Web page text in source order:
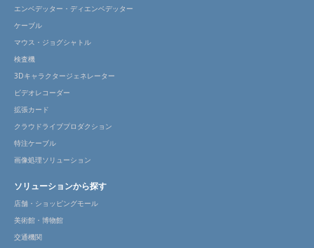
エンベデッター・ディエンベデッター
ケーブル
マウス・ジョグシャトル
検査機
3Dキャラクタージェネレーター
ビデオレコーダー
拡張カード
クラウドライブプロダクション
特注ケーブル
画像処理ソリューション
ソリューションから探す
店舗・ショッピングモール
美術館・博物館
交通機関